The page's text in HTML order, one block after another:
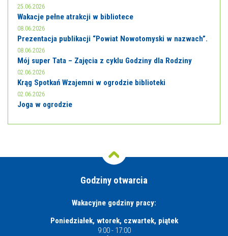
25.06.2026
Wakacje pełne atrakcji w bibliotece
08.06.2026
Prezentacja publikacji “Powiat Nowotomyski w nazwach”.
08.06.2026
Mój super Tata – Zajęcia z cyklu Godziny dla Rodziny
02.06.2026
Krąg Spotkań Wzajemni w ogrodzie biblioteki
02.06.2026
Joga w ogrodzie
Godziny otwarcia
Wakacyjne godziny pracy:
Poniedziałek, wtorek, czwartek, piątek
9:00 - 17:00